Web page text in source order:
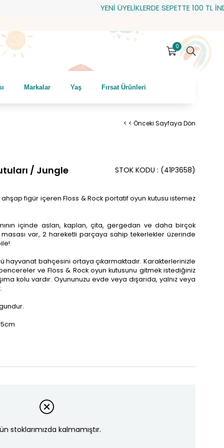
YENİ ÜYELİKLERDE SEPETTE 100 TL
0
Markalar Yaş Fırsat Ürünleri
< < Önceki Sayfaya Dön
/ Jungle (41P3658)
STOK KODU
ahşap figür içeren Floss & Rock portatif oyun kutusu istemez
içinde aslan, kaplan, çita, gergedan ve daha birçok
var, 2 hareketli parçaya sahip tekerlekler üzerinde
hayvanat bahçesini ortaya çıkarmaktadır. Karakterlerinizle
ve Floss & Rock oyun kutusunu gitmek istediğiniz
kolu vardır. Oyununuzu evde veya dışarıda, yalnız veya
stoklarımızda kalmamıştır.